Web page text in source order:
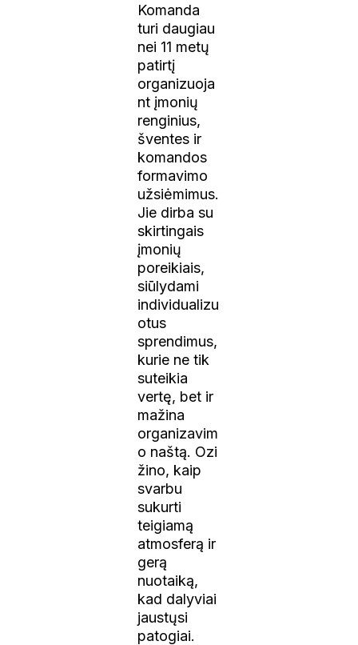
Komanda
turi daugiau
nei 11 metų
patirtį
organizuoja
nt įmonių
renginius,
šventes ir
komandos
formavimo
užsiėmimus.
Jie dirba su
skirtingais
įmonių
poreikiais,
siūlydami
individualizu
otus
sprendimus,
kurie ne tik
suteikia
vertę, bet ir
mažina
organizavim
o naštą. Ozi
žino, kaip
svarbu
sukurti
teigiamą
atmosferą ir
gerą
nuotaiką,
kad dalyviai
jaustųsi
patogiai.